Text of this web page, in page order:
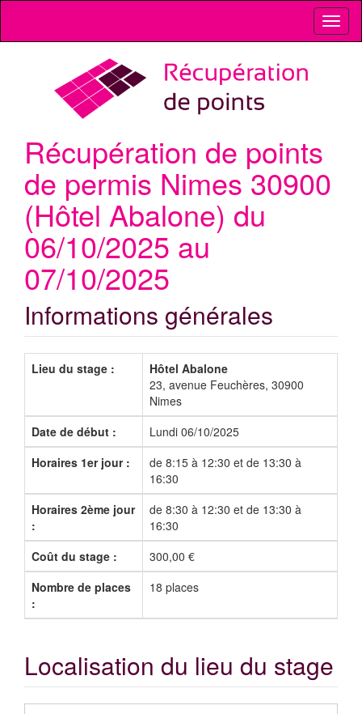
Récupération de points
de permis Nimes 30900
(Hôtel Abalone) du
06/10/2025 au
07/10/2025
Informations générales
Lieu du stage :
Hôtel Abalone
23, avenue Feuchères, 30900
Nimes
Date de début :
Lundi 06/10/2025
Horaires 1er jour :
de 8:15 à 12:30 et de 13:30 à
16:30
Horaires 2ème jour
:
de 8:30 à 12:30 et de 13:30 à
16:30
Coût du stage :
300,00 €
Nombre de places
:
18 places
Localisation du lieu du stage